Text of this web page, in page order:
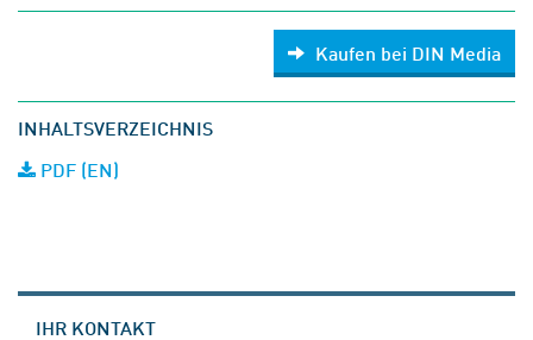
Kaufen bei DIN Media
INHALTSVERZEICHNIS
PDF (EN)
IHR KONTAKT